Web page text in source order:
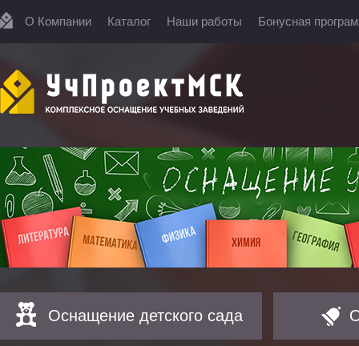
О Компании Каталог Наши работы Бонусная
Оснащение детского сада